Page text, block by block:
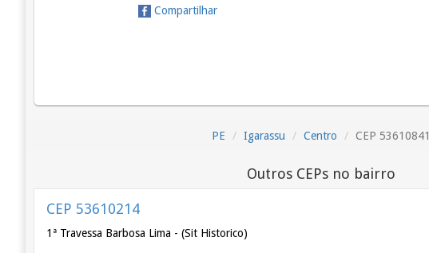
Compartilhar
PE Igarassu Centro CEP 53610841
Outros CEPs no bairro
CEP 53610214
1ª Travessa Barbosa Lima - (Sit Historico)